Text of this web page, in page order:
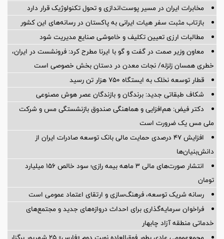
مخابرات ایران در مسیر پوست‌اندازی و تحول تکنولوژیک قرار دارد
بازتاب مثبت سفر هیات ایرانی به پاکستان در رسانه‌های این کشور
مطالبات ارزی تعیین تکلیف و خاموشی صنایع مدیریت شود
معاون وزیر صمت در گفت و گو با ایرنا مطرح کرد: فرونشست در ایران،
خطری همسان زلزله/ نجات معدن در دستان بخش خصوصی است
قطار توسعه نخلک به ایستگاه ۷۵۰ هزار تن رسید
شکاف طبقاتی جدید: برندگان و بازندگان عصر هوش مصنوعی
دکتر فیض: هم‌افزایی و هماهنگی صندوق بازنشستگی مس و شرکت
ملی مس یک ضرورت است
افزایش ۴۷ درصدی حمایت مالی بانک توسعه صادرات ایران از
دانش‌بنیان‌ها
انتشار صورت‌های مالی ۳ ماهه بیمه رازی؛ سود خالص ۱۵۶ میلیارد
تومان
رسانه شریک توسعه، فرهنگ‌سازی و ارتقای اعتماد عمومی است
فراخوان سرمایه‌گذاری برای احداث دروازه‌های جدید و مجتمع‌های
خدماتی منطقه آزاد چابهار